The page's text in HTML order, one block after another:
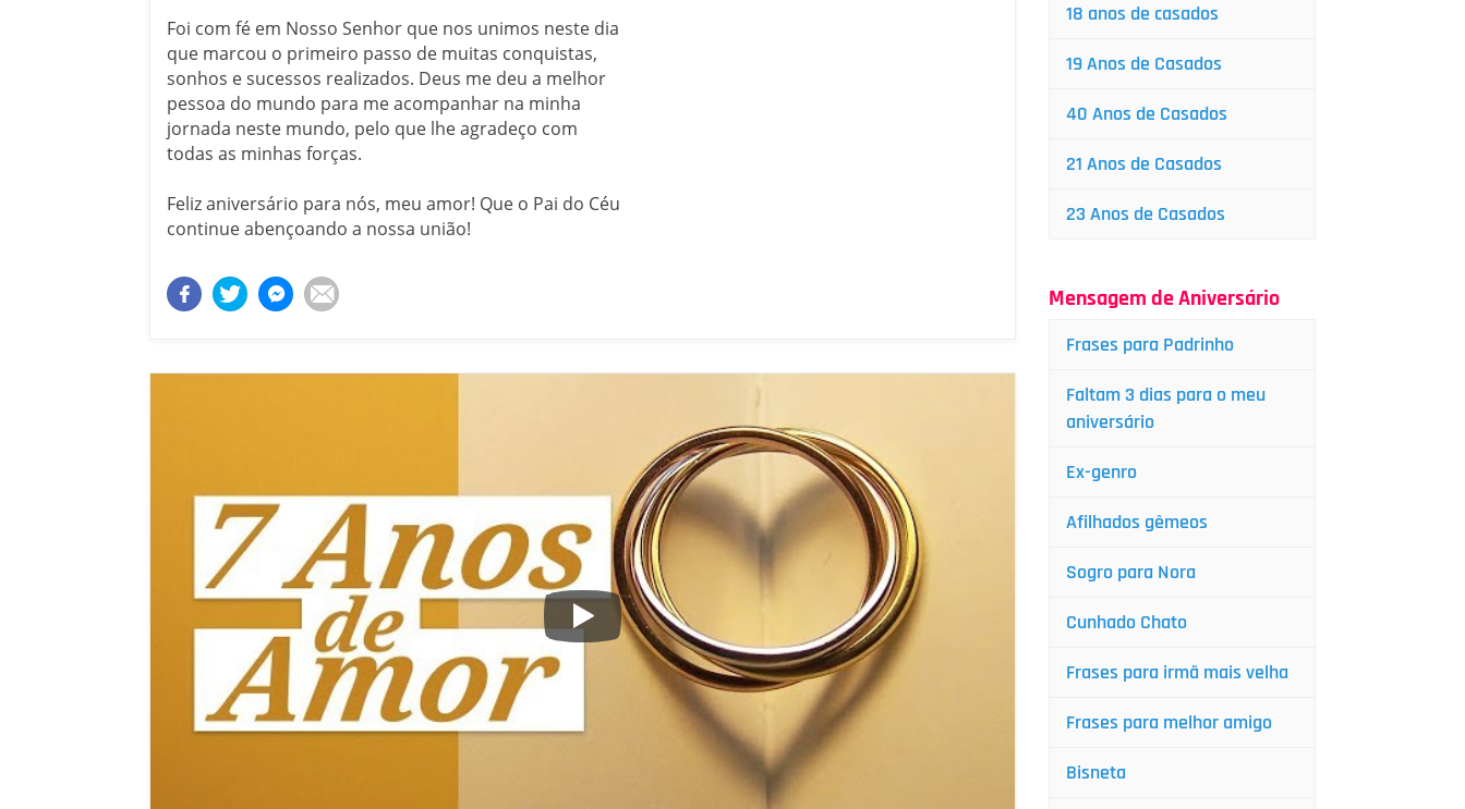
Foi com fé em Nosso Senhor que nos unimos neste dia
que marcou o primeiro passo de muitas conquistas,
sonhos e sucessos realizados. Deus me deu a melhor
pessoa do mundo para me acompanhar na minha
jornada neste mundo, pelo que lhe agradeço com
todas as minhas forças.
Feliz aniversário para nós, meu amor! Que o Pai do Céu
continue abençoando a nossa união!
18 anos de casados
19 Anos de Casados
40 Anos de Casados
21 Anos de Casados
23 Anos de Casados
Mensagem de Aniversário
Frases para Padrinho
Faltam 3 dias para o meu
aniversário
Ex-genro
Afilhados gêmeos
Sogro para Nora
Cunhado Chato
Frases para irmã mais velha
Frases para melhor amigo
Bisneta